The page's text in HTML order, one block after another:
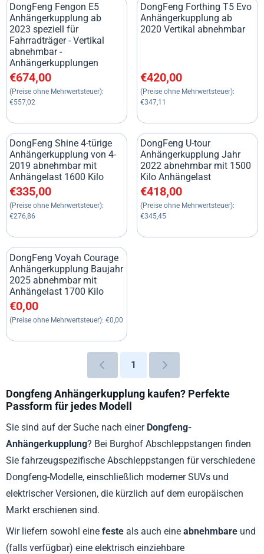
DongFeng Fengon E5
Anhängerkupplung ab
2023 speziell für
Fahrradträger - Vertikal
abnehmbar -
Anhängerkupplungen
Preis: 674,00, ohne MwSt.: 557,02
€674,00
(Preise ohne Mehrwertsteuer):
€557,02
DongFeng Forthing T5 Evo
Anhängerkupplung ab
2020 Vertikal abnehmbar
Preis: 420,00, ohne MwSt.:
€420,00
(Preise ohne Mehrwertsteuer):
€347,11
DongFeng Shine 4-türige
Anhängerkupplung von 4-
2019 abnehmbar mit
Anhängelast 1600 Kilo
Preis: 335,00, ohne MwSt.: 276,86
€335,00
(Preise ohne Mehrwertsteuer):
€276,86
DongFeng U-tour
Anhängerkupplung Jahr
2022 abnehmbar mit 1500
Kilo Anhängelast
Preis: 418,00, ohne MwSt.:
€418,00
(Preise ohne Mehrwertsteuer):
€345,45
DongFeng Voyah Courage
Anhängerkupplung Baujahr
2025 abnehmbar mit
Anhängelast 1700 Kilo
Preis: 0,00, ohne MwSt.: 0,00
€0,00
(Preise ohne Mehrwertsteuer): €0,00
1
Dongfeng Anhängerkupplung kaufen? Perfekte
Passform für jedes Modell
Sie sind auf der Suche nach einer Dongfeng-
Anhängerkupplung? Bei Burghof Abschleppstangen finden
Sie fahrzeugspezifische Abschleppstangen für verschiedene
Dongfeng-Modelle, einschließlich moderner SUVs und
elektrischer Versionen, die kürzlich auf dem europäischen
Markt erschienen sind.
Wir liefern sowohl eine feste als auch eine abnehmbare und
(falls verfügbar) eine elektrisch einziehbare